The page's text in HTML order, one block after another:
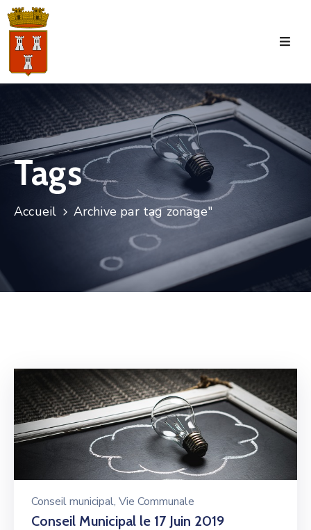
Accueil
Commune
Tourisme
Manifestations
Vie
Municipale
Tags
Accueil Archive par tag zonage"
Conseil municipal‚ Vie Communale
Conseil Municipal le 17 Juin 2019